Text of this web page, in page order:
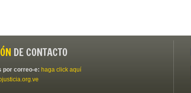
DE CONTACTO
por correo-e: haga click aquí